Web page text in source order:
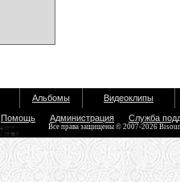
Альбомы Видеоклипы
Помощь Администрация Служба
Все права защищены © 2007-2026